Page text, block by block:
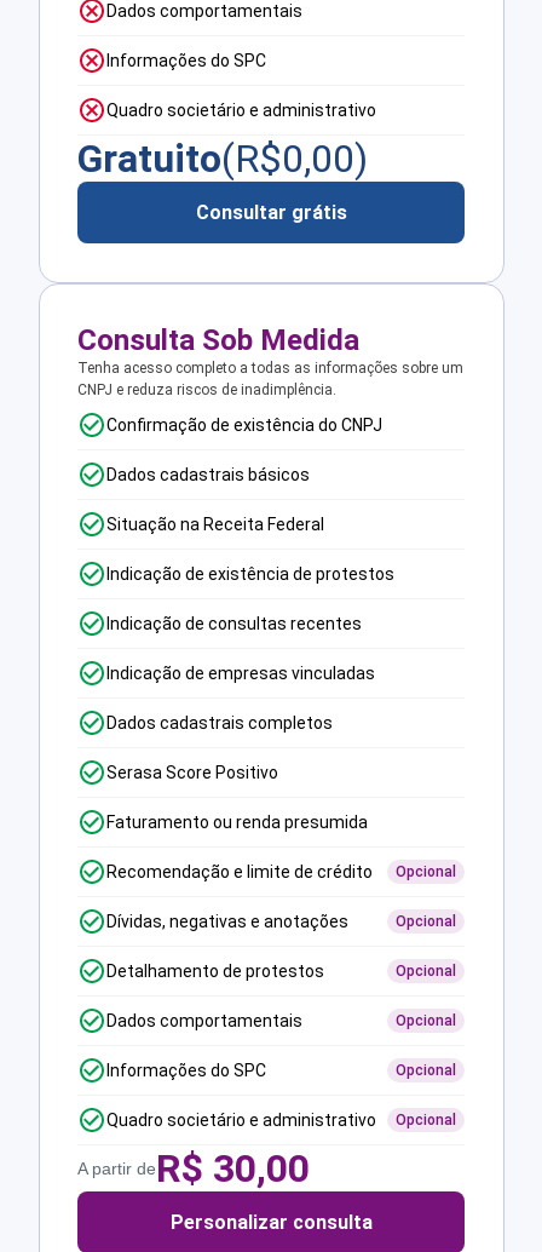
Dados comportamentais
Informações do SPC
Quadro societário e administrativo
Gratuito(R$0,00)
Consultar grátis
Consulta Sob Medida
Tenha acesso completo a todas as informações sobre um
CNPJ e reduza riscos de inadimplência.
Confirmação de existência do CNPJ
Dados cadastrais básicos
Situação na Receita Federal
Indicação de existência de protestos
Indicação de consultas recentes
Indicação de empresas vinculadas
Dados cadastrais completos
Serasa Score Positivo
Faturamento ou renda presumida
Recomendação e limite de crédito Opcional
Dívidas, negativas e anotações Opcional
Detalhamento de protestos Opcional
Dados comportamentais Opcional
Informações do SPC Opcional
Quadro societário e administrativo Opcional
A partir deR$ 30,00
Personalizar consulta